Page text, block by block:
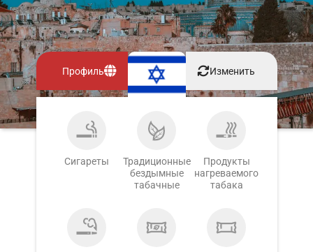
Профиль Изменить
Сигареты
Традиционные
бездымные
табачные
Продукты
нагреваемого
табака